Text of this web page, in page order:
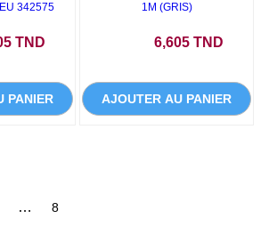
342575
TND
PANIER
1M (GRIS)
6,605 TND
AJOUTER AU PANIER
… 8